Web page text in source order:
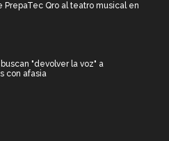
PrepaTec Qro al teatro musical en
"devolver la voz" a
con afasia